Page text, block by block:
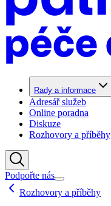
Rady a informace
Adresář služeb
Online poradna
Diskuze
Rozhovory a příběhy
Podpořte nás
Rozhovory a příběhy